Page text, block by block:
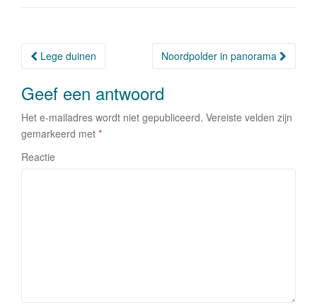
o
Berichtnavigatie
Lege duinen Noordpolder in panorama
Geef een antwoord
Het e-mailadres wordt niet gepubliceerd. Vereiste velden zijn
gemarkeerd met *
Reactie